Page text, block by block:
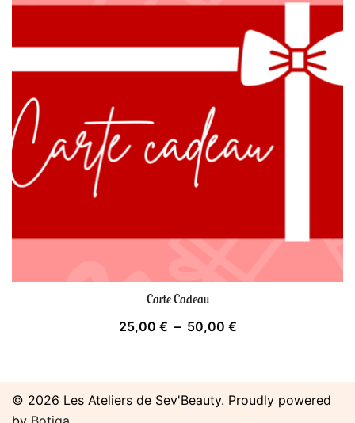
Carte Cadeau
25,00 € – 50,00 €Plage
à
© 2026 Les Ateliers de Sev'Beauty. Proudly powered